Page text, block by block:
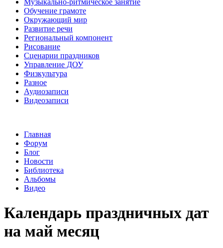
Музыкально-ритмическое занятие
Обучение грамоте
Окружающий мир
Развитие речи
Региональный компонент
Рисование
Сценарии праздников
Управление ДОУ
Физкультура
Разное
Аудиозаписи
Видеозаписи
Главная
Форум
Блог
Новости
Библиотека
Альбомы
Видео
Календарь праздничных дат
на май месяц